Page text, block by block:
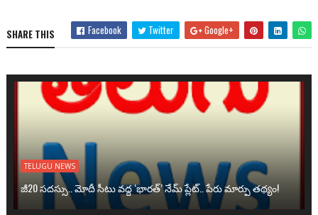
SHARE THIS Facebook Twitter Google+
TELUGU NEWS
జీ20 సదస్సు.. మోదీ సీటు వద్ద ‘భారత్’ నేమ్ ప్లేట్‌.. పేరు మార్పు తథ్యం!